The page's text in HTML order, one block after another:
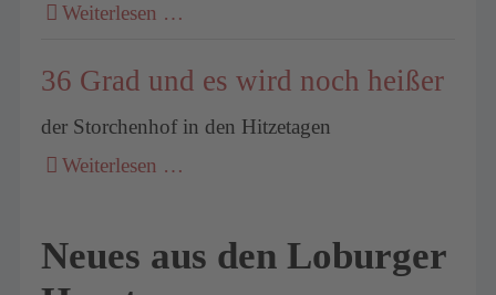
Weiterlesen …
36 Grad und es wird noch heißer
der Storchenhof in den Hitzetagen
Weiterlesen …
Neues aus den Loburger